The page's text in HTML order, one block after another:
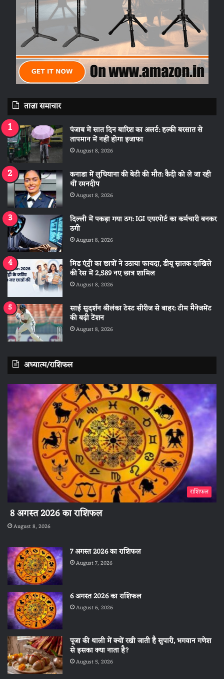
ताज़ा समाचार
पंजाब में सात दिन बारिश का अलर्ट: हल्की बरसात से
तापमान में नहीं होगा इजाफा
August 8, 2026
कनाडा में लुधियाना की बेटी की माैत: कैदी को ले जा रही
थीं रमनदीप
August 8, 2026
दिल्ली में पकड़ा गया ठग: IGI एयरपोर्ट का कर्मचारी बनकर
ठगी
August 8, 2026
मिड एंट्री का छात्रों ने उठाया फायदा, डीयू स्नातक दाखिले
की रेस में 2,589 नए छात्र शामिल
August 8, 2026
साई सुदर्शन श्रीलंका टेस्ट सीरीज से बाहर: टीम मैनेजमेंट
की बढ़ी टेंशन
August 8, 2026
अध्यात्म/राशिफल
राशिफल
8 अगस्त 2026 का राशिफल
August 8, 2026
7 अगस्त 2026 का राशिफल
August 7, 2026
6 अगस्त 2026 का राशिफल
August 6, 2026
पूजा की थाली में क्यों रखी जाती है सुपारी, भगवान गणेश
से इसका क्या नाता है?
August 5, 2026